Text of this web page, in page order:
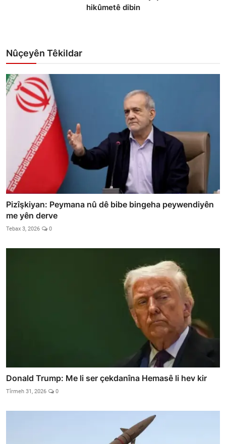
hikûmetê dibin
Nûçeyên Têkildar
Pizîşkiyan: Peymana nû dê bibe bingeha peywendiyên
me yên derve
Tebax 3, 2026 0
Donald Trump: Me li ser çekdanîna Hemasê li hev kir
Tîrmeh 31, 2026 0